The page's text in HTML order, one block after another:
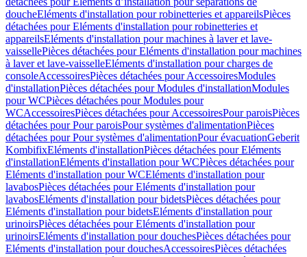
doucheEléments d'installation pour robinetteries et appareilsPièces
détachées pour Eléments d'installation pour robinetteries et
appareilsEléments d'installation pour machines à laver et lave-
vaissellePièces détachées pour Eléments d'installation pour machines
à laver et lave-vaisselleEléments d'installation pour charges de
consoleAccessoiresPièces détachées pour AccessoiresModules
d'installationPièces détachées pour Modules d'installationModules
pour WCPièces détachées pour Modules pour
WCAccessoiresPièces détachées pour AccessoiresPour paroisPièces
détachées pour Pour paroisPour systèmes d'alimentationPièces
détachées pour Pour systèmes d'alimentationPour évacuationGeberit
KombifixEléments d'installationPièces détachées pour Eléments
d'installationEléments d'installation pour WCPièces détachées pour
Eléments d'installation pour WCEléments d'installation pour
lavabosPièces détachées pour Eléments d'installation pour
lavabosEléments d'installation pour bidetsPièces détachées pour
Eléments d'installation pour bidetsEléments d'installation pour
urinoirsPièces détachées pour Eléments d'installation pour
urinoirsEléments d'installation pour douchesPièces détachées pour
Eléments d'installation pour douchesAccessoiresPièces détachées